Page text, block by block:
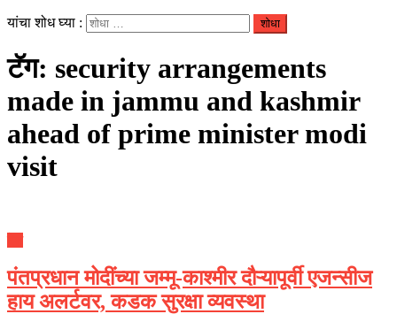
यांचा शोध घ्या :
टॅग: security arrangements
made in jammu and kashmir
ahead of prime minister modi
visit
पंतप्रधान मोदींच्या जम्मू-काश्मीर दौऱ्यापूर्वी एजन्सीज
हाय अलर्टवर, कडक सुरक्षा व्यवस्था